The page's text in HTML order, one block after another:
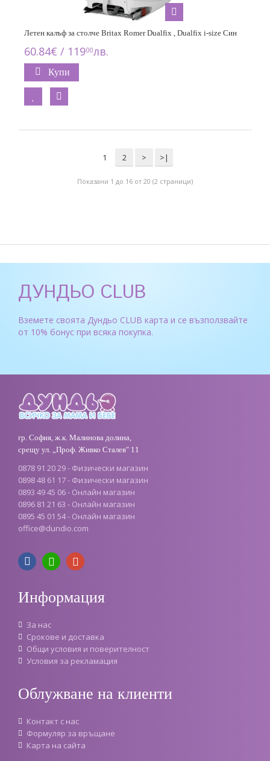
Летен калъф за столче Britax Romer Dualfix , Dualfix i-size Син
60.84€ / 11900лв.
Купи
1 2 > >|
Показани 1 до 16 от 20 (2 страници)
ДУНДЬО CLUB
Вземете своята Дундьо CLUB карта и се възползвайте
от 10% бонус при всяка покупка.
гр. София, ж.к. Малинова долина,
срещу ул. „Проф. Живко Сталев" 11
0878 91 20 29 - Физически магазин
0898 48 61 17 - Физически магазин
0893 49 45 06 - Онлайн магазин
0896 81 21 63 - Онлайн магазин
0895 45 01 54 - Онлайн магазин
office@dundio.com
Информация
За нас
Срокове и доставка
Oбщи условия и поверителност
Условия за рекламация
Облужване на клиенти
Контакт с нас
Формуляр за връщане
Карта на сайта